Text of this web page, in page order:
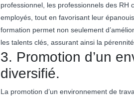
professionnel, les professionnels des
employés, tout en favorisant leur
formation permet non seulement
les talents clés, assurant ainsi la
3. Promotion d’un
diversifié.
La promotion d’un environnement de